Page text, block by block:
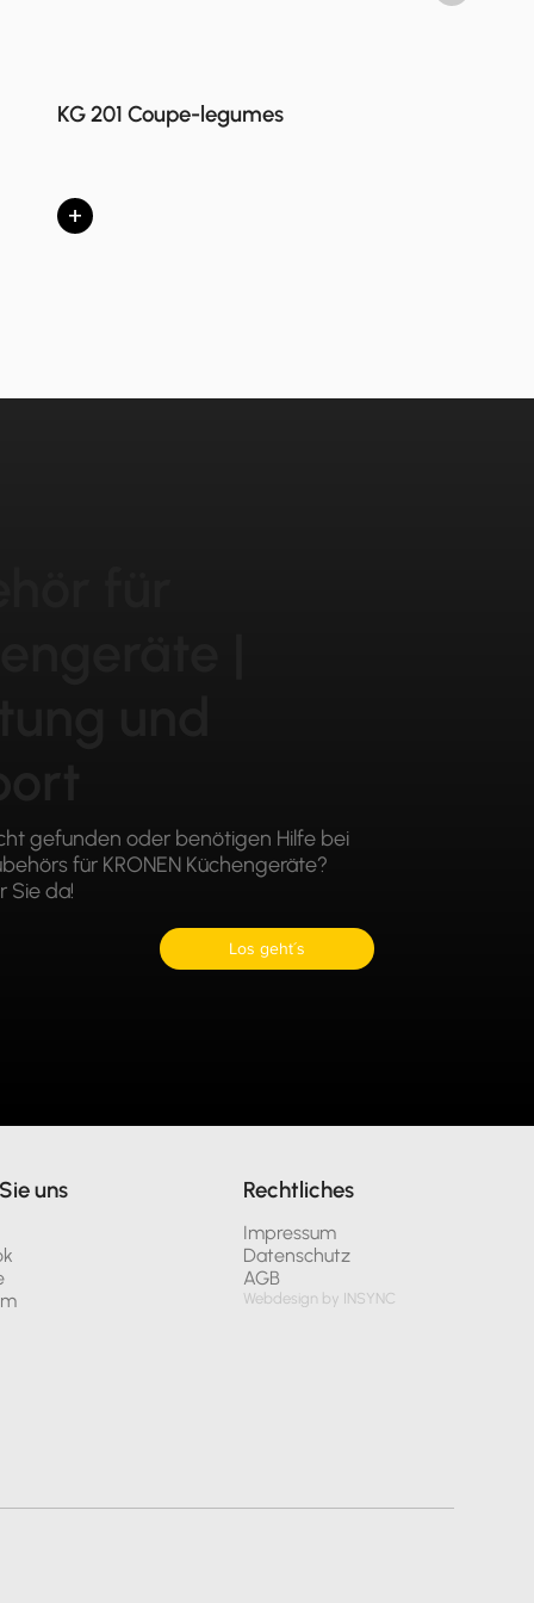
KG 201 Coupe-legumes
+
gefunden oder benötigen Hilfe bei
für KRONEN Küchengeräte?
Sie da!
Los geht´s
uns Rechtliches
Impressum
Datenschutz
AGB
Webdesign by INSYNC